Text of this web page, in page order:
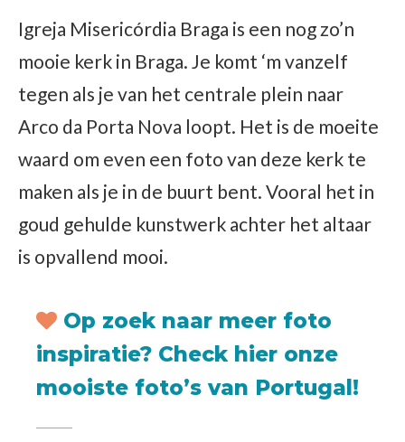
Igreja Misericórdia Braga is een nog zo’n
mooie kerk in Braga. Je komt ‘m vanzelf
tegen als je van het centrale plein naar
Arco da Porta Nova loopt. Het is de moeite
waard om even een foto van deze kerk te
maken als je in de buurt bent. Vooral het in
goud gehulde kunstwerk achter het altaar
is opvallend mooi.
Op zoek naar meer foto
inspiratie? Check hier onze
mooiste foto’s van Portugal!